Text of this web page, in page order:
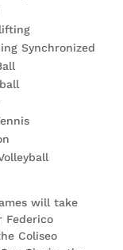
Synchronized
will take
Federico
Coliseo